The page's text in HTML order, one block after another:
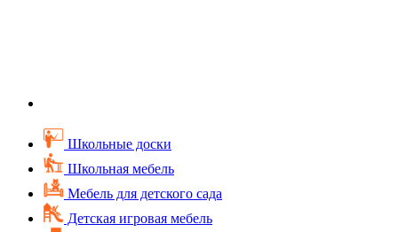
Школьные доски
Школьная мебель
Мебель для детского сада
Детская игровая мебель